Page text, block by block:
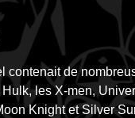
contenait de
les X-men,
Knight et Silver